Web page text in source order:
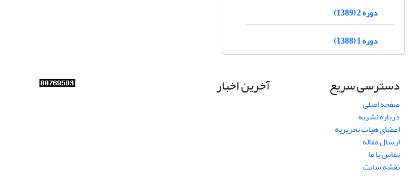
دوره 2 (1389)
دوره 1 (1388)
دسترسی سریع
صفحه اصلی
درباره نشریه
اعضای هیات تحریریه
ارسال مقاله
تماس با ما
نقشه سایت
آخرین اخبار